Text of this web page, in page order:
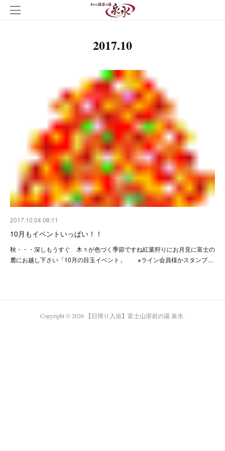
2017.10
2017.10.04 08:11
10月もイベントいっぱい！！
秋・・・深しもうすぐ 木々が色づく季節ですね紅葉狩りにお月見に富士の
麓にお越し下さい「10月の目玉イベント」 ※ライン会員様かスタンプ…
Copyright ©2026 【日帰り入浴】富士山溶岩の湯 泉水.